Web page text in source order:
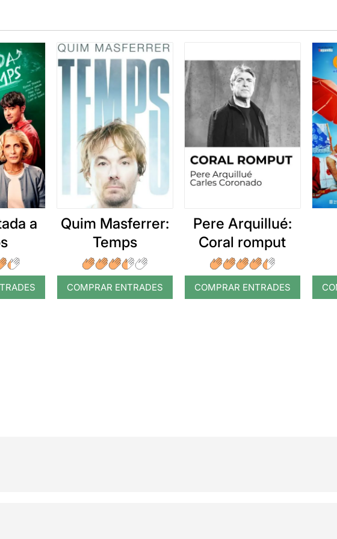
hem participat i hem gaudit i aplaudit de valent.
a tota la família, programat a l'Escenari Joan Brossa, i que es podrà
ressenya original, només cal clicar en aquest
ENLLAÇ
a
Quim Masferrer:
Temps
COMPRAR ENTRADES
Pere Arquillué:
Coral romput
COMPRAR ENTRADES